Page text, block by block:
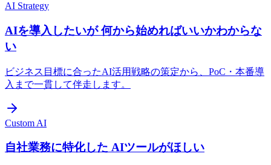
AI Strategy
AIを導入したいが 何から始めればいいかわからな
い
ビジネス目標に合ったAI活用戦略の策定から、PoC・本番導
入まで一貫して伴走します。
Custom AI
自社業務に特化した AIツールがほしい